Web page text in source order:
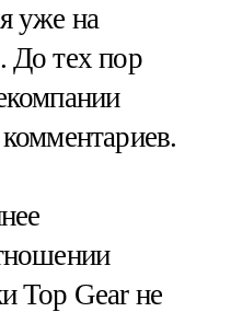
уже на
До тех пор
Top Gear не